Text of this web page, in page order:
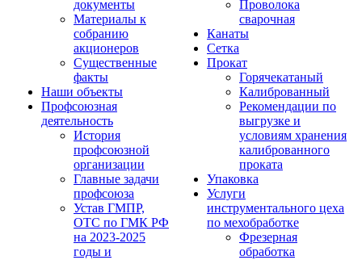
документы
Материалы к
собранию
акционеров
Существенные
факты
Наши объекты
Профсоюзная
деятельность
История
профсоюзной
организации
Главные задачи
профсоюза
Устав ГМПР,
ОТС по ГМК РФ
на 2023-2025
годы и
Проволока
сварочная
Канаты
Сетка
Прокат
Горячекатаный
Калиброванный
Рекомендации по
выгрузке и
условиям хранения
калиброванного
проката
Упаковка
Услуги
инструментального цеха
по мехобработке
Фрезерная
обработка